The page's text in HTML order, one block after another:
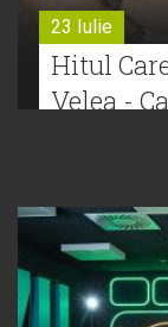
23 Iulie
Hitul
Velea -
Bătălie
Verii:
21 Iulie